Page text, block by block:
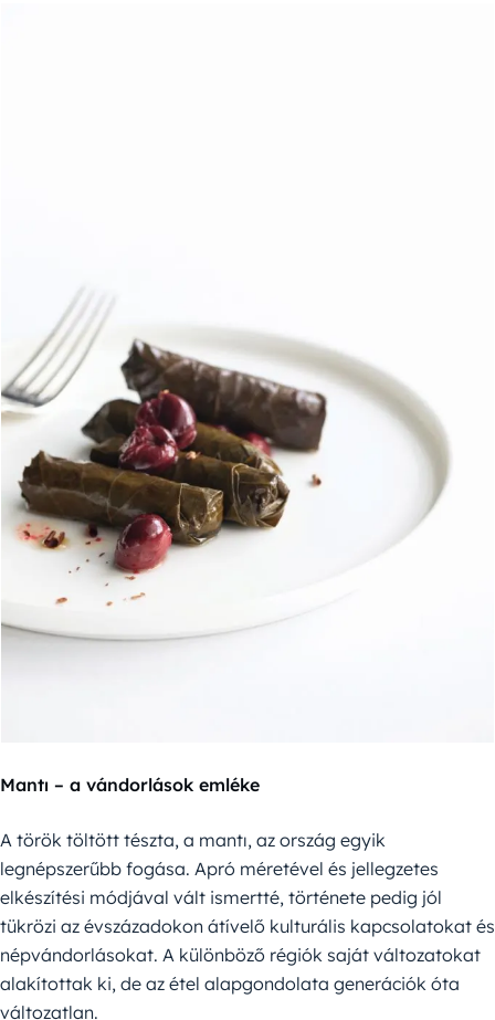
Mantı – a vándorlások emléke
A török töltött tészta, a mantı, az ország egyik
legnépszerűbb fogása. Apró méretével és jellegzetes
elkészítési módjával vált ismertté, története pedig jól
tükrözi az évszázadokon átívelő kulturális kapcsolatokat és
népvándorlásokat. A különböző régiók saját változatokat
alakítottak ki, de az étel alapgondolata generációk óta
változatlan.